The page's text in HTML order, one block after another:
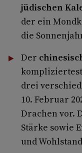
jüdischen
der ein
die
Der
drei
10. Februar
Drachen vor.
Stärke sowie
und